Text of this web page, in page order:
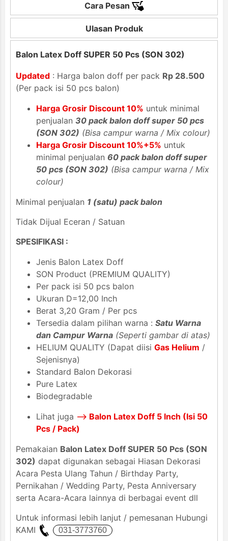
Balon Latex Doff SUPER 50 Pcs (SON 302)
Updated : Harga balon doff per pack Rp 28.500
(Per pack isi 50 pcs balon)
Harga Grosir Discount 10% untuk minimal
penjualan 30 pack balon doff super 50 pcs
(SON 302) (Bisa campur warna / Mix colour)
Harga Grosir Discount 10%+5% untuk
minimal penjualan 60 pack balon doff super
50 pcs (SON 302) (Bisa campur warna / Mix
colour)
Minimal penjualan 1 (satu) pack balon
Tidak Dijual Eceran / Satuan
SPESIFIKASI :
Jenis Balon Latex Doff
SON Product (PREMIUM QUALITY)
Per pack isi 50 pcs balon
Ukuran D=12,00 Inch
Berat 3,20 Gram / Per pcs
Tersedia dalam pilihan warna : Satu Warna
dan Campur Warna (Seperti gambar di atas)
HELIUM QUALITY (Dapat diisi Gas Helium /
Sejenisnya)
Standard Balon Dekorasi
Pure Latex
Biodegradable
Lihat juga --> Balon Latex Doff 5 Inch (Isi 50
Pcs / Pack)
Pemakaian Balon Latex Doff SUPER 50 Pcs (SON
302) dapat digunakan sebagai Hiasan Dekorasi
Acara Pesta Ulang Tahun / Birthday Party,
Pernikahan / Wedding Party, Pesta Anniversary
serta Acara-Acara lainnya di berbagai event dll
Untuk informasi lebih lanjut / pemesanan Hubungi
KAMI
Cara Pesan
Ulasan Produk